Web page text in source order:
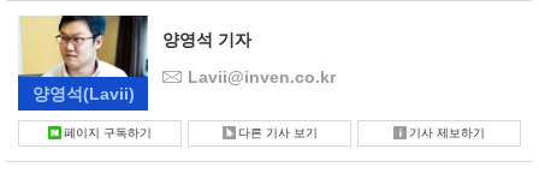
양영석(Lavii)
양영석 기자
Lavii@inven.co.kr
페이지 구독하기 다른 기사 보기 기사 제보하기